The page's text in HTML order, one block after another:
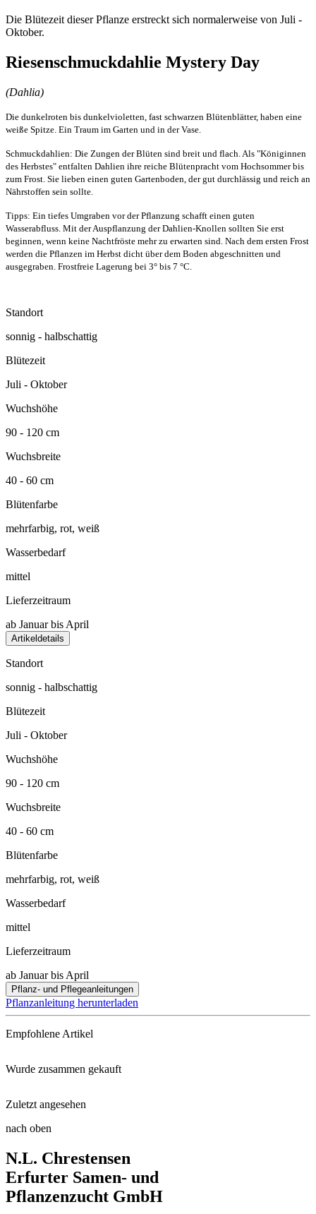
Die Blütezeit dieser Pflanze erstreckt sich normalerweise von Juli -
Oktober.
Riesenschmuckdahlie Mystery Day
(Dahlia)
Die dunkelroten bis dunkelvioletten, fast schwarzen Blütenblätter, haben eine
weiße Spitze. Ein Traum im Garten und in der Vase.
Schmuckdahlien: Die Zungen der Blüten sind breit und flach. Als "Königinnen
des Herbstes" entfalten Dahlien ihre reiche Blütenpracht vom Hochsommer bis
zum Frost. Sie lieben einen guten Gartenboden, der gut durchlässig und reich an
Nährstoffen sein sollte.
Tipps: Ein tiefes Umgraben vor der Pflanzung schafft einen guten
Wasserabfluss. Mit der Auspflanzung der Dahlien-Knollen sollten Sie erst
beginnen, wenn keine Nachtfröste mehr zu erwarten sind. Nach dem ersten Frost
werden die Pflanzen im Herbst dicht über dem Boden abgeschnitten und
ausgegraben. Frostfreie Lagerung bei 3° bis 7 °C.
Standort
sonnig - halbschattig
Blütezeit
Juli - Oktober
Wuchshöhe
90 - 120 cm
Wuchsbreite
40 - 60 cm
Blütenfarbe
mehrfarbig, rot, weiß
Wasserbedarf
mittel
Lieferzeitraum
ab Januar bis April
Artikeldetails
Standort
sonnig - halbschattig
Blütezeit
Juli - Oktober
Wuchshöhe
90 - 120 cm
Wuchsbreite
40 - 60 cm
Blütenfarbe
mehrfarbig, rot, weiß
Wasserbedarf
mittel
Lieferzeitraum
ab Januar bis April
Pflanz- und Pflegeanleitungen
Pflanzanleitung herunterladen
Empfohlene Artikel
Schaufel klein
Wurde zusammen gekauft
Schmuckdahlie Tropical Sunset
Riesenschmuckdahlie Bohemian S ...
Zuletzt angesehen
Riesenschmuckdahlie Mystery Da ...
nach oben
N.L. Chrestensen
Erfurter Samen- und
Pflanzenzucht GmbH